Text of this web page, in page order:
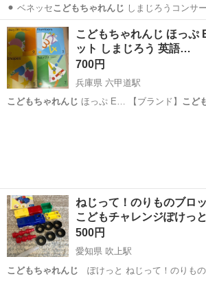
⚫︎ ベネッセこどもちゃれんじ しまじろうコンサ
東京 品川区 パズル ピース
こどもちゃれんじ ほっぷ
ット しまじろう 英語…
700円
兵庫県 六甲道駅
こどもちゃれんじ ほっぷ E… 【ブランド】 こど
ねじって！のりものブ
こどもチャレンジぽけっと
500円
愛知県 吹上駅
こどもちゃれんじ ぽけっと ねじって！のりも